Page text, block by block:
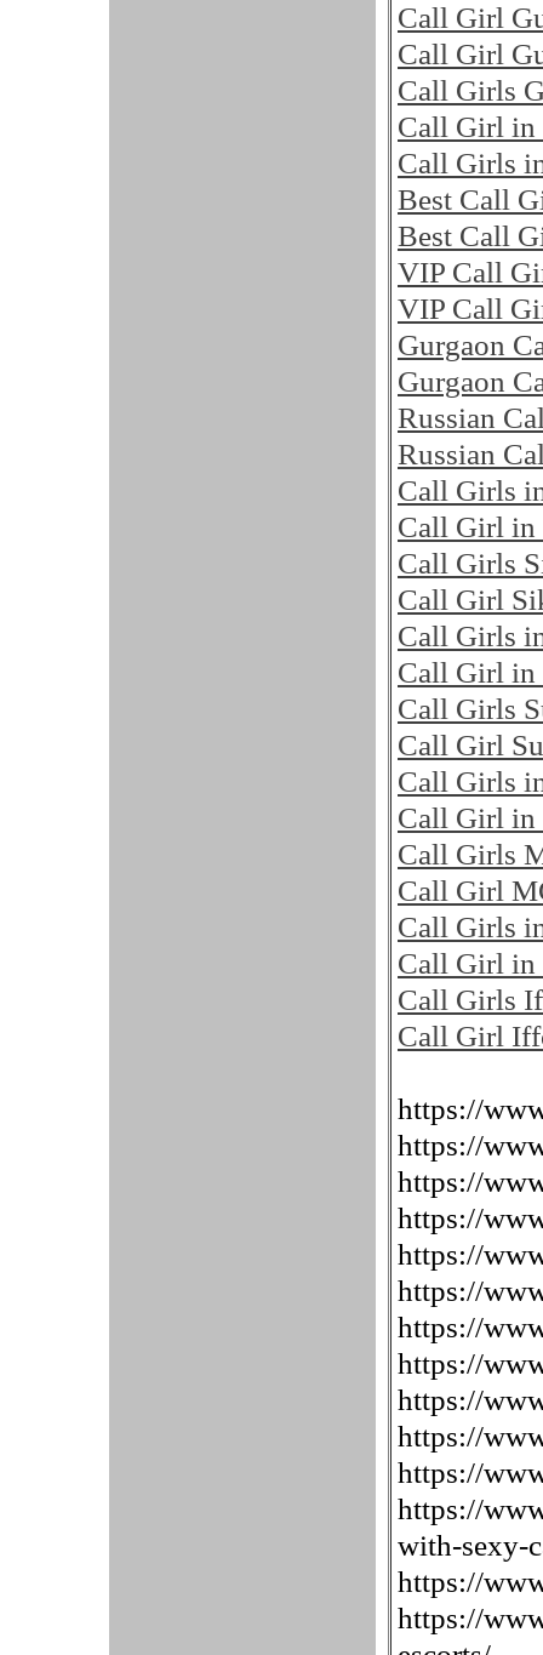
Call Girl
Call Girl
Call Girls
Call Girl in
Call Girls
Best Call
Best Call
VIP Call
VIP Call
Gurgaon
Gurgaon
Russian
Russian
Call Girls
Call Girl in
Call Girls
Call Girl
Call Girls
Call Girl in
Call Girls
Call Girl
Call Girls
Call Girl in
Call Girls
Call Girl
Call Girls
Call Girl
Call Girls
Call Girl
https://
https://
https://
https://
https://
https://
https://
https://
https://
https://
https://
https://
with-sexy-
https://
https://